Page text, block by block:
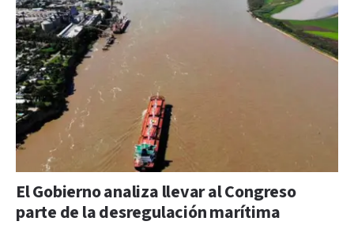
El Gobierno analiza llevar al Congreso
parte de la desregulación marítima